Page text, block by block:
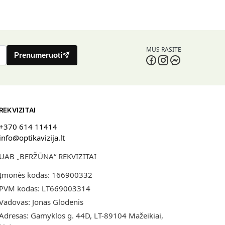
Prenumeruoti
MUS RASITE
REKVIZITAI
614 11414
info@optikavizija.lt
UAB „BERŽŪNA“ REKVIZITAI
kodas: 166900332
PVM kodas: LT669003314
Jonas Glodenis
Gamyklos g. 44D, LT-89104 Mažeikiai,